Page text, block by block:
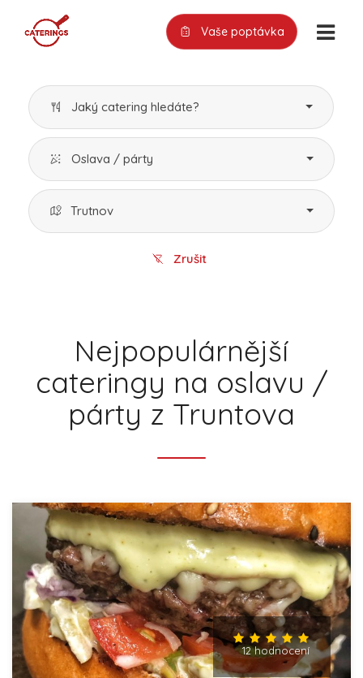
Vaše poptávka
Jaký catering hledáte?
Oslava / párty
Trutnov
Zrušit
Nejpopulárnější
cateringy na oslavu /
párty z Truntova
12 hodnocení